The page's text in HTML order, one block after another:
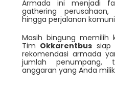
Armada ini menjadi
gathering
hingga perjalanan
Masih bingung memilih
Tim Okkarentbus siap
rekomendasi armada
jumlah penumpang,
anggaran yang Anda